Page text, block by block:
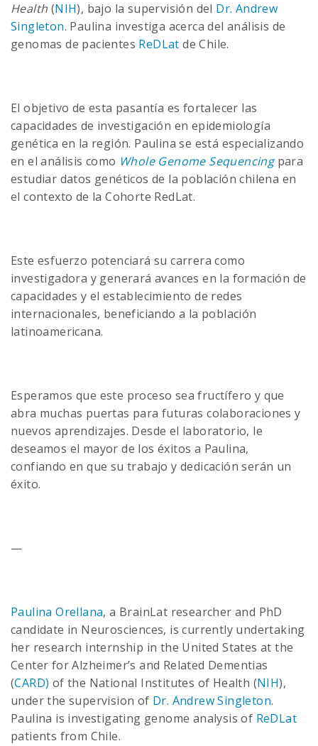
Health (NIH), bajo la supervisión del Dr. Andrew
Singleton. Paulina investiga acerca del análisis de
genomas de pacientes ReDLat de Chile.
El objetivo de esta pasantía es fortalecer las
capacidades de investigación en epidemiología
genética en la región. Paulina se está especializando
en el análisis como Whole Genome Sequencingpara
estudiar datos genéticos de la población chilena en
el contexto de la Cohorte RedLat.
Este esfuerzo potenciará su carrera como
investigadora y generará avances en la formación de
capacidades y el establecimiento de redes
internacionales, beneficiando a la población
latinoamericana.
Esperamos que este proceso sea fructífero y que
abra muchas puertas para futuras colaboraciones y
nuevos aprendizajes. Desde el laboratorio, le
deseamos el mayor de los éxitos a Paulina,
confiando en que su trabajo y dedicación serán un
éxito.
—
Paulina Orellana, a BrainLat researcher and PhD
candidate in Neurosciences, is currently undertaking
her research internship in the United States at the
Center for Alzheimer’s and Related Dementias
(CARD) of the National Institutes of Health (NIH),
under the supervision of Dr. Andrew Singleton.
Paulina is investigating genome analysis of ReDLat
patients from Chile.